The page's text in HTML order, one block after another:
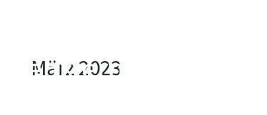
Fenstermanufa
März 2023